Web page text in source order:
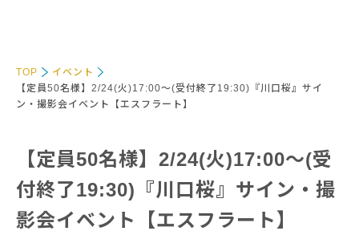
TOP
イベント
【定員50名様】2/24(火)17:00～(受付終了19:30)『川口桜』サイ
ン・撮影会イベント【エスフラート】
【定員50名様】2/24(火)17:00～(受
付終了19:30)『川口桜』サイン・撮
影会イベント【エスフラート】